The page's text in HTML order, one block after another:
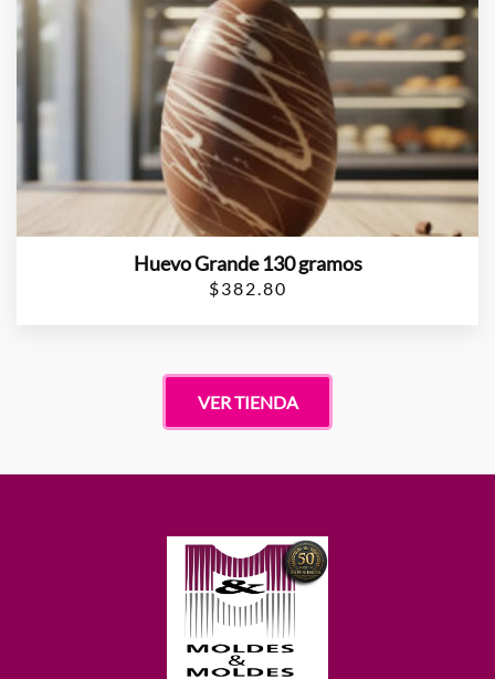
Huevo Grande 130 gramos
$382.80
VER TIENDA